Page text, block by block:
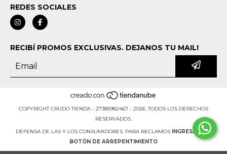
REDES SOCIALES
RECIBÍ PROMOS EXCLUSIVAS. DEJANOS TU MAIL!
COPYRIGHT CRUDO TIENDA - 27385982467 - 2026. TODOS LOS DERECHOS
RESERVADOS.
DEFENSA DE LAS Y LOS CONSUMIDORES. PARA RECLAMOS INGRESÁ ACÁ.
BOTÓN DE ARREPENTIMIENTO